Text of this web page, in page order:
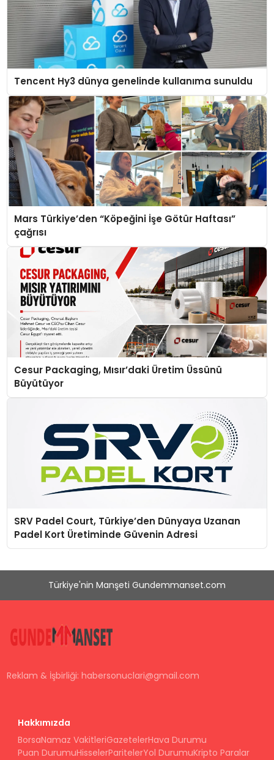
Tencent Hy3 dünya genelinde kullanıma sunuldu
Mars Türkiye’den “Köpeğini İşe Götür Haftası”
çağrısı
Cesur Packaging, Mısır’daki Üretim Üssünü
Büyütüyor
SRV Padel Court, Türkiye’den Dünyaya Uzanan
Padel Kort Üretiminde Güvenin Adresi
Türkiye'nin Manşeti Gundemmanset.com
Reklam & İşbirliği:habersonuclari@gmail.com
Hakkımızda
BorsaNamaz VakitleriGazetelerHava Durumu
Puan DurumuHisselerParitelerYol DurumuKripto Paralar